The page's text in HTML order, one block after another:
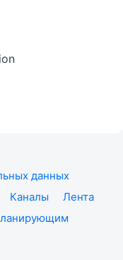
данных
Каналы
Лента